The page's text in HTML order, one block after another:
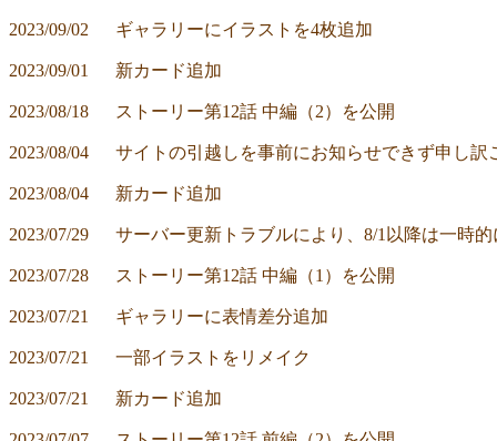
2023/09/02	ギャラリーにイラストを4枚追加
2023/09/01	新カード追加
2023/08/18	ストーリー第12話 中編（2）を公開
2023/08/04	サイトの引越しを事前にお知らせできず申
2023/08/04	新カード追加
2023/07/29	サーバー更新トラブルにより、8/1以降は
2023/07/28	ストーリー第12話 中編（1）を公開
2023/07/21	ギャラリーに表情差分追加
2023/07/21	一部イラストをリメイク
2023/07/21	新カード追加